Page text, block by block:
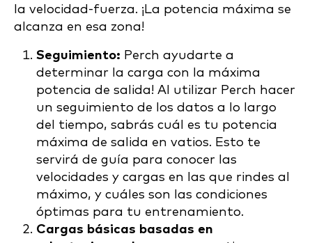
la velocidad-fuerza. ¡La potencia máxima se
alcanza en esa zona!
Seguimiento: Perch ayudarte a
determinar la carga con la máxima
potencia de salida! Al utilizar Perch hacer
un seguimiento de los datos a lo largo
del tiempo, sabrás cuál es tu potencia
máxima de salida en vatios. Esto te
servirá de guía para conocer las
velocidades y cargas en las que rindes al
máximo, y cuáles son las condiciones
óptimas para tu entrenamiento.
Cargas básicas basadas en